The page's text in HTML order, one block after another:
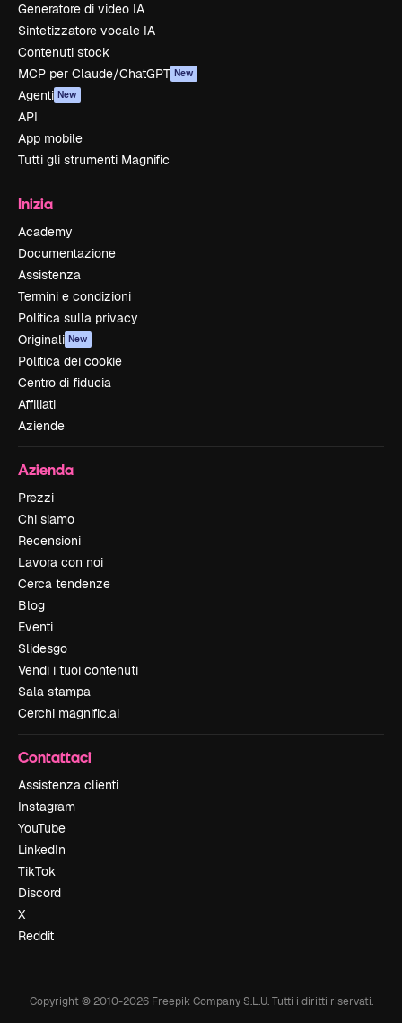
Generatore di video IA
Sintetizzatore vocale IA
Contenuti stock
MCP per Claude/ChatGPT New
Agenti New
API
App mobile
Tutti gli strumenti Magnific
Inizia
Academy
Documentazione
Assistenza
Termini e condizioni
Politica sulla privacy
Originali New
Politica dei cookie
Centro di fiducia
Affiliati
Aziende
Azienda
Prezzi
Chi siamo
Recensioni
Lavora con noi
Cerca tendenze
Blog
Eventi
Slidesgo
Vendi i tuoi contenuti
Sala stampa
Cerchi magnific.ai
Contattaci
Assistenza clienti
Instagram
YouTube
LinkedIn
TikTok
Discord
X
Reddit
Copyright © 2010-2026Freepik Company S.L.U. Tutti i diritti riservati.